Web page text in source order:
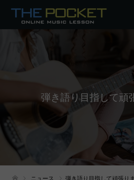
弾き語り目指して頑
ニュース 弾き語り目指して頑張り